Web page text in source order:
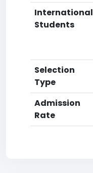
International
Students
Selection
Type
Admission
Rate